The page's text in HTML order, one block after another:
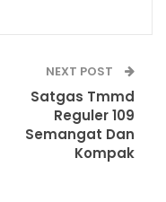
NEXT POST
Satgas Tmmd
Reguler 109
Semangat Dan
Kompak